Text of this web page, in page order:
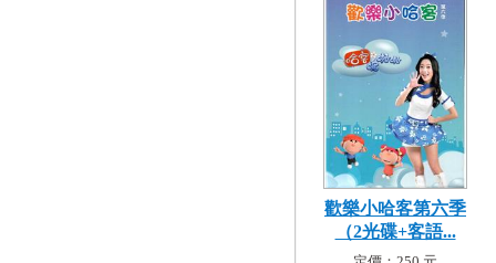
歡樂小哈客第六季
（2光碟+客語...